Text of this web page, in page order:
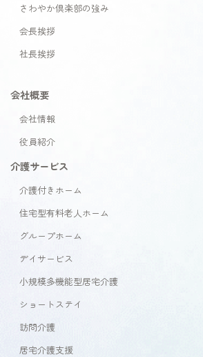
さわやか倶楽部の強み
会長挨拶
社長挨拶
会社概要
会社情報
役員紹介
介護サービス
介護付きホーム
住宅型有料老人ホーム
グループホーム
デイサービス
小規模多機能型居宅介護
ショートステイ
訪問介護
居宅介護支援